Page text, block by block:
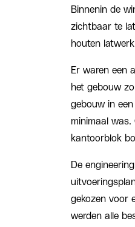
Binnenin de
zichtbaar te
houten
Er waren een
het gebouw
gebouw in
minimaal
kantoorblok
De
gekozen voor
werden alle